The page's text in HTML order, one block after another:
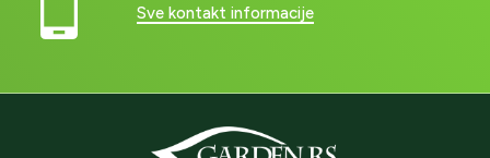
Sve kontakt informacije